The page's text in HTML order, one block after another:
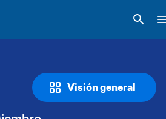
Visión general